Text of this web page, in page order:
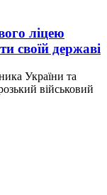
ліцею
своїй державі
України та
військовий